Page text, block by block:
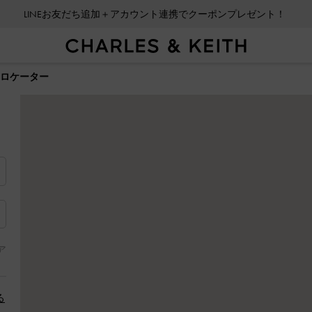
LINEお友だち追加＋アカウント連携でクーポンプレゼント！
ケーター